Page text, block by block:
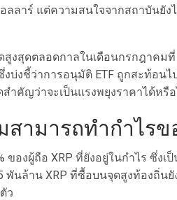
ลลาร์ แต่ความสนใจจากสถาบันยั
ดสูงสุดตลอดกาลในเดือนกรกฎาคม
บ่งชี้ว่าการอนุมัติ ETF ถูกสะท้อน
สำคัญว่าจะเป็นแรงพยุงราคาได้หรื
สามารถทำกำไรข
ของผู้ถือ XRP ที่ยังอยู่ในกำไร ซึ่
พันล้าน XRP ที่ซื้อบนจุดสูงท้องถิ่นยั
ว